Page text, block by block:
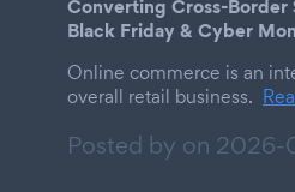
Converting Cross-Border
Black Friday & Cyber
Online commerce is an
overall retail business.
Posted by on 2026-